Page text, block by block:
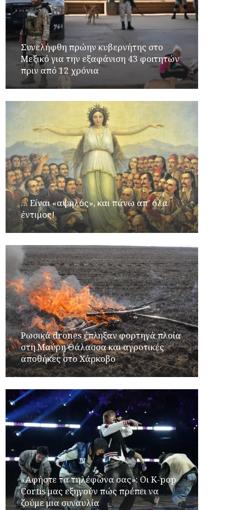
Συνελήφθη πρώην κυβερνήτης στο
Μεξικό για την εξαφάνιση 43 φοιτητών
πριν από 12 χρόνια
… Είναι «αψηλός», και πάνω απ’ όλα
έντιμος!
Ρωσικά drones έπληξαν φορτηγά πλοία
στη Μαύρη Θάλασσα και αγροτικές
αποθήκες στο Χάρκοβο
«Αφήστε τα τηλέφωνα σας»: Οι K-pop
Cortis μας εξηγούν πώς πρέπει να
ζούμε μια συναυλία